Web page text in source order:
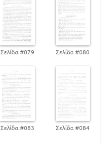
Σελίδα #079 Σελίδα #080
Σελίδα #083 Σελίδα #084